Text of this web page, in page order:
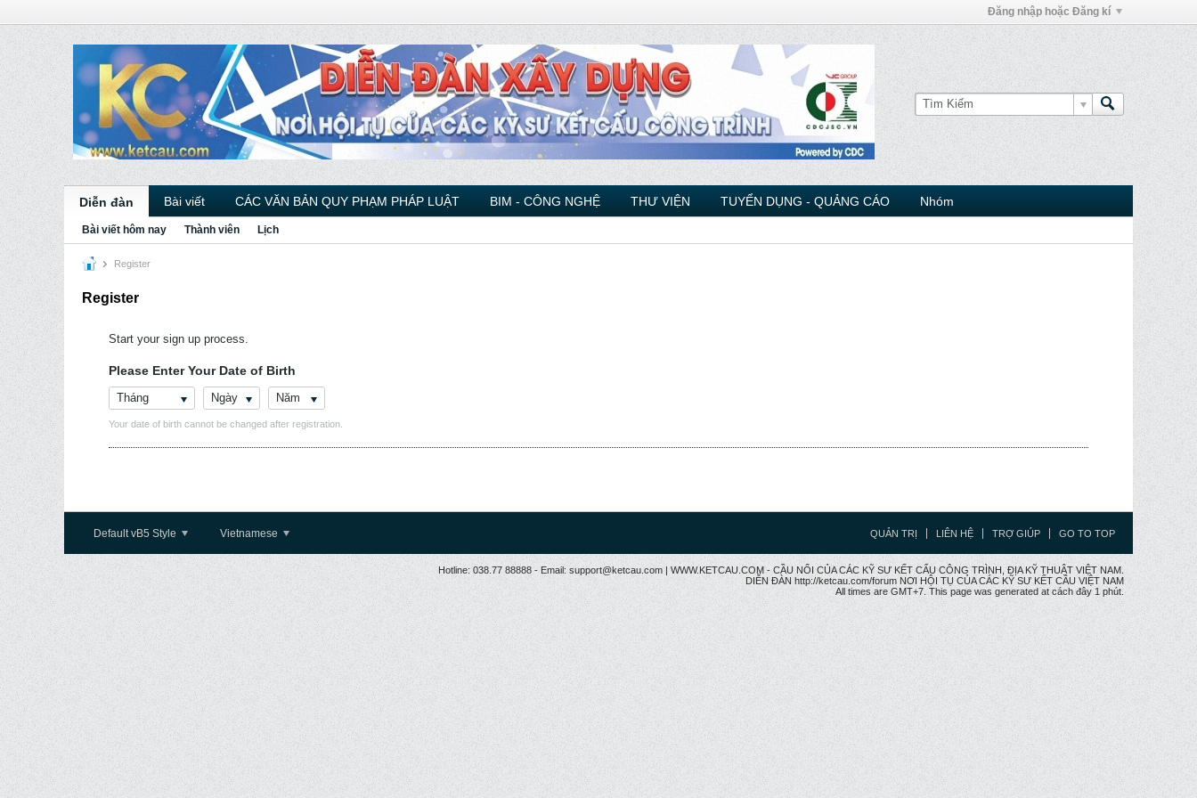
Đăng nhập hoặc Đăng kí
Diễn đàn Bài viết CÁC VĂN BẢN QUY PHẠM PHÁP LUẬT BIM - CÔNG NGHỆ THƯ VIỆN TUYỂN DỤNG - QUẢNG CÁO Nhóm
Bài viết hôm nay Thành viên Lịch
Register
Register
Start your sign up process.
Please Enter Your Date of Birth
Tháng Ngày Năm
Your date of birth cannot be changed after registration.
Default vB5 Style Vietnamese QUẢN TRỊ LIÊN HỆ TRỢ GIÚP GO TO TOP
Hotline: 038.77 88888 - Email: support@ketcau.com | WWW.KETCAU.COM - CẦU NỐI CỦA CÁC KỸ SƯ KẾT CẤU CÔNG TRÌNH, ĐỊA KỸ THUẬT VIỆT NAM.
DIỄN ĐÀN http://ketcau.com/forum NƠI HỘI TỤ CỦA CÁC KỸ SƯ KẾT CÂU VIỆT NAM
All times are GMT+7. This page was generated at cách đây 1 phút.